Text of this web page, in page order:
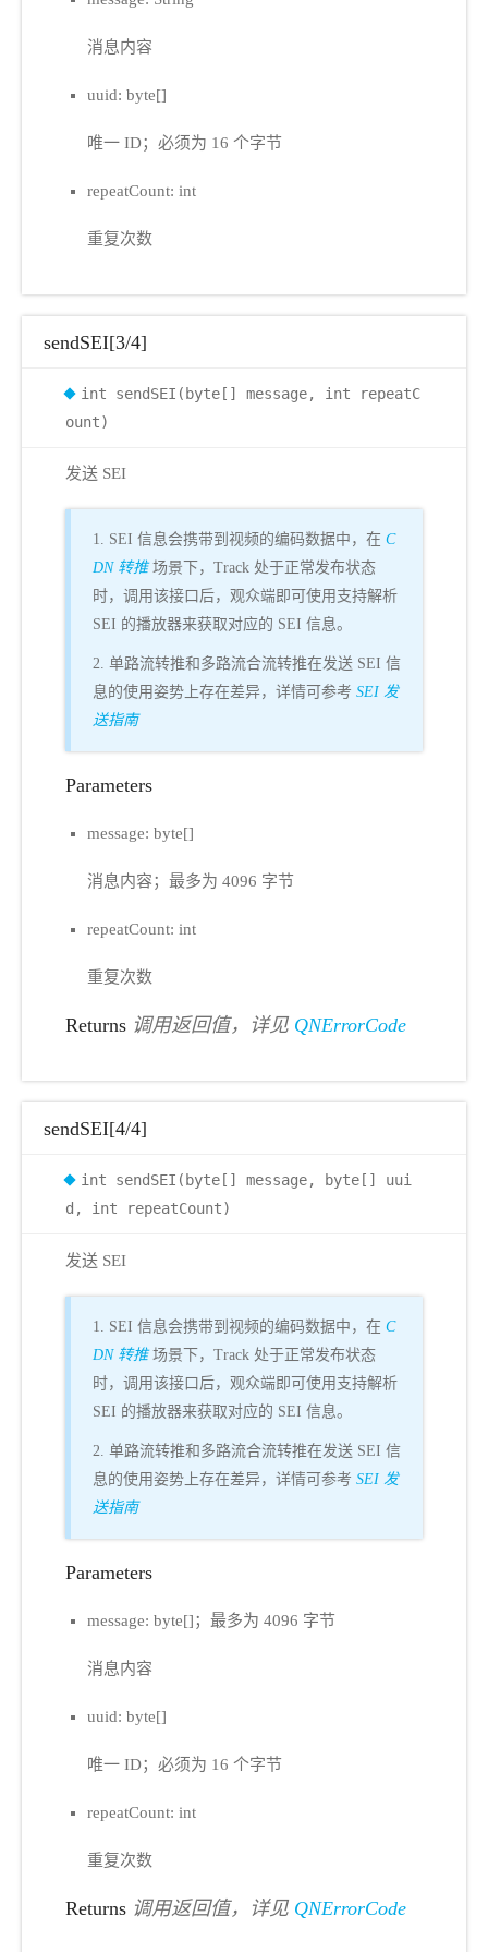
消息内容
uuid: byte[]
唯一 ID；必须为 16 个字节
repeatCount: int
重复次数
sendSEI[3/4]
int sendSEI(byte[] message, int repeatC
ount)
发送 SEI
1. SEI 信息会携带到视频的编码数据中，在 C
DN 转推场景下，Track 处于正常发布状态
时，调用该接口后，观众端即可使用支持解析
SEI 的播放器来获取对应的 SEI 信息。
2. 单路流转推和多路流合流转推在发送 SEI 信
息的使用姿势上存在差异，详情可参考 SEI 发
送指南
Parameters
message: byte[]
消息内容；最多为 4096 字节
repeatCount: int
重复次数
Returns 调用返回值，详见 QNErrorCode
sendSEI[4/4]
int sendSEI(byte[] message, byte[] uui
d, int repeatCount)
发送 SEI
1. SEI 信息会携带到视频的编码数据中，在 C
DN 转推场景下，Track 处于正常发布状态
时，调用该接口后，观众端即可使用支持解析
SEI 的播放器来获取对应的 SEI 信息。
2. 单路流转推和多路流合流转推在发送 SEI 信
息的使用姿势上存在差异，详情可参考 SEI 发
送指南
Parameters
message: byte[]；最多为 4096 字节
消息内容
uuid: byte[]
唯一 ID；必须为 16 个字节
repeatCount: int
重复次数
Returns 调用返回值，详见 QNErrorCode